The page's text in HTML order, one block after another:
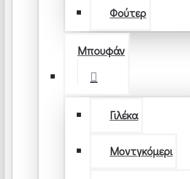
Φούτερ
Μπουφάν
Γιλέκα
Μοντγκόμερι